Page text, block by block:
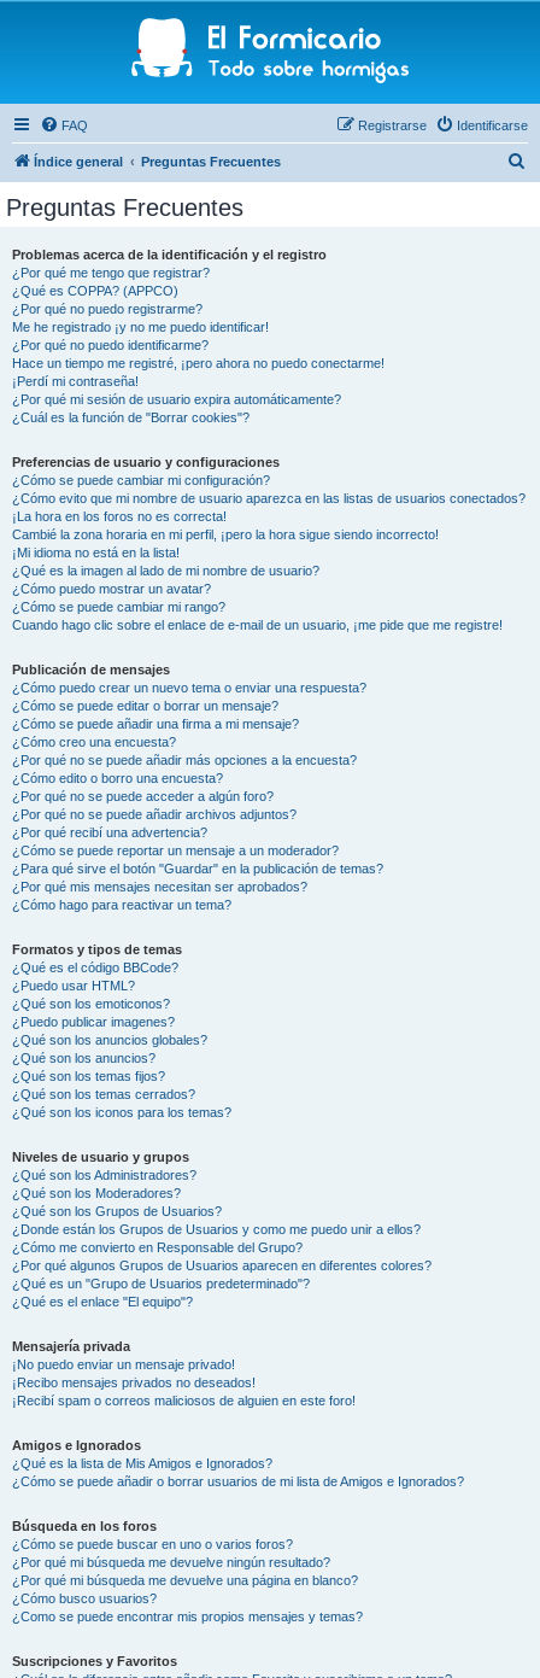
FAQ Identificarse
Registrarse
Índice general Preguntas Frecuentes
Preguntas Frecuentes
Problemas acerca de la identificación y el registro
¿Por qué me tengo que registrar?
¿Qué es COPPA? (APPCO)
¿Por qué no puedo registrarme?
Me he registrado ¡y no me puedo identificar!
¿Por qué no puedo identificarme?
Hace un tiempo me registré, ¡pero ahora no puedo conectarme!
¡Perdí mi contraseña!
¿Por qué mi sesión de usuario expira automáticamente?
¿Cuál es la función de "Borrar cookies"?
Preferencias de usuario y configuraciones
¿Cómo se puede cambiar mi configuración?
¿Cómo evito que mi nombre de usuario aparezca en las listas de usuarios conectados?
¡La hora en los foros no es correcta!
Cambié la zona horaria en mi perfil, ¡pero la hora sigue siendo incorrecto!
¡Mi idioma no está en la lista!
¿Qué es la imagen al lado de mi nombre de usuario?
¿Cómo puedo mostrar un avatar?
¿Cómo se puede cambiar mi rango?
Cuando hago clic sobre el enlace de e-mail de un usuario, ¡me pide que me registre!
Publicación de mensajes
¿Cómo puedo crear un nuevo tema o enviar una respuesta?
¿Cómo se puede editar o borrar un mensaje?
¿Cómo se puede añadir una firma a mi mensaje?
¿Cómo creo una encuesta?
¿Por qué no se puede añadir más opciones a la encuesta?
¿Cómo edito o borro una encuesta?
¿Por qué no se puede acceder a algún foro?
¿Por qué no se puede añadir archivos adjuntos?
¿Por qué recibí una advertencia?
¿Cómo se puede reportar un mensaje a un moderador?
¿Para qué sirve el botón "Guardar" en la publicación de temas?
¿Por qué mis mensajes necesitan ser aprobados?
¿Cómo hago para reactivar un tema?
Formatos y tipos de temas
¿Qué es el código BBCode?
¿Puedo usar HTML?
¿Qué son los emoticonos?
¿Puedo publicar imagenes?
¿Qué son los anuncios globales?
¿Qué son los anuncios?
¿Qué son los temas fijos?
¿Qué son los temas cerrados?
¿Qué son los iconos para los temas?
Niveles de usuario y grupos
¿Qué son los Administradores?
¿Qué son los Moderadores?
¿Qué son los Grupos de Usuarios?
¿Donde están los Grupos de Usuarios y como me puedo unir a ellos?
¿Cómo me convierto en Responsable del Grupo?
¿Por qué algunos Grupos de Usuarios aparecen en diferentes colores?
¿Qué es un "Grupo de Usuarios predeterminado"?
¿Qué es el enlace "El equipo"?
Mensajería privada
¡No puedo enviar un mensaje privado!
¡Recibo mensajes privados no deseados!
¡Recibí spam o correos maliciosos de alguien en este foro!
Amigos e Ignorados
¿Qué es la lista de Mis Amigos e Ignorados?
¿Cómo se puede añadir o borrar usuarios de mi lista de Amigos e Ignorados?
Búsqueda en los foros
¿Cómo se puede buscar en uno o varios foros?
¿Por qué mi búsqueda me devuelve ningún resultado?
¿Por qué mi búsqueda me devuelve una página en blanco?
¿Cómo busco usuarios?
¿Como se puede encontrar mis propios mensajes y temas?
Suscripciones y Favoritos